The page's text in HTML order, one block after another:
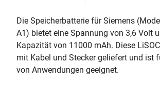
Die Speicherbatterie für Siemens
A1) bietet eine Spannung von 3,6 Volt
Kapazität von 11000 mAh. Diese
mit Kabel und Stecker geliefert und ist
von Anwendungen geeignet.